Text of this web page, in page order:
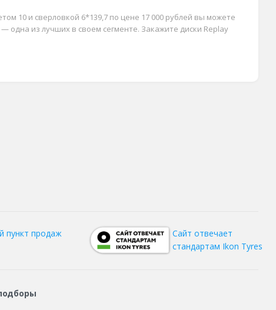
10 и сверловкой 6*139,7 по цене 17 000 рублей вы можете
одна из лучших в своем сегменте. Закажите диски Replay
пункт продаж
Сайт отвечает
стандартам Ikon Tyres